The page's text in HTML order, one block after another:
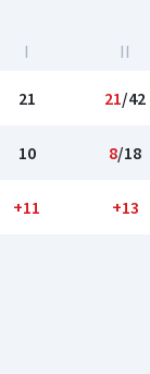
I II
21 21/42
10 8/18
+11 +13